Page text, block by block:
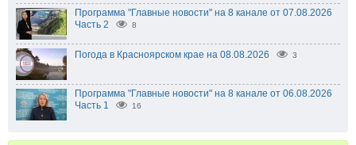
Программа "Главные новости" на 8 канале от 07.08.2026
Часть 2
8
Погода в Красноярском крае на 08.08.2026 3
Программа "Главные новости" на 8 канале от 06.08.2026
Часть 1
16